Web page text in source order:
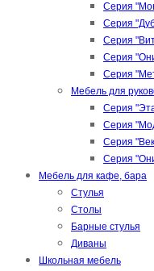
Серия
Серия
Серия
Серия
Серия
Мебель для
Серия
Серия
Серия
Серия
Мебель для кафе, бара
Стулья
Столы
Барные стулья
Диваны
Школьная мебель